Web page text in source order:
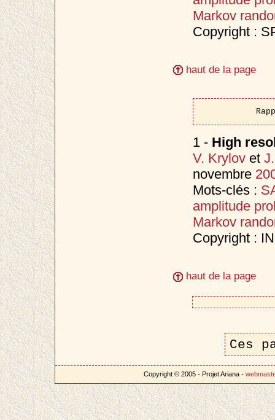
Markov
Copyright :
haut de la page
1 - High
V. Krylovet
novembre
Mots-clés :
amplitude
Markov
Copyright :
haut de la page
Ces
Copyright © 2005 - Projet Ariana -